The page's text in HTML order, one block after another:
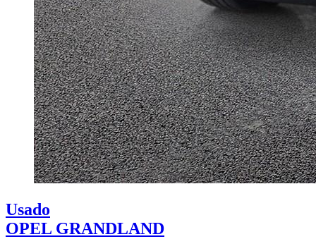
Usado
OPEL GRANDLAND